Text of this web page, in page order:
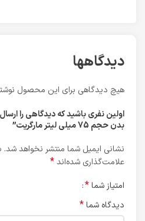
دیدگاهها
هیچ دیدگاهی برای این محصول
اولین نفری باشید که دیدگاهی را
بدن حجم 75 میلی لیتر مارگریت”
نشانی ایمیل شما منتشر نخواهد شد.
علامت‌گذاری شده‌اند*
امتیاز شما*
دیدگاه شما*